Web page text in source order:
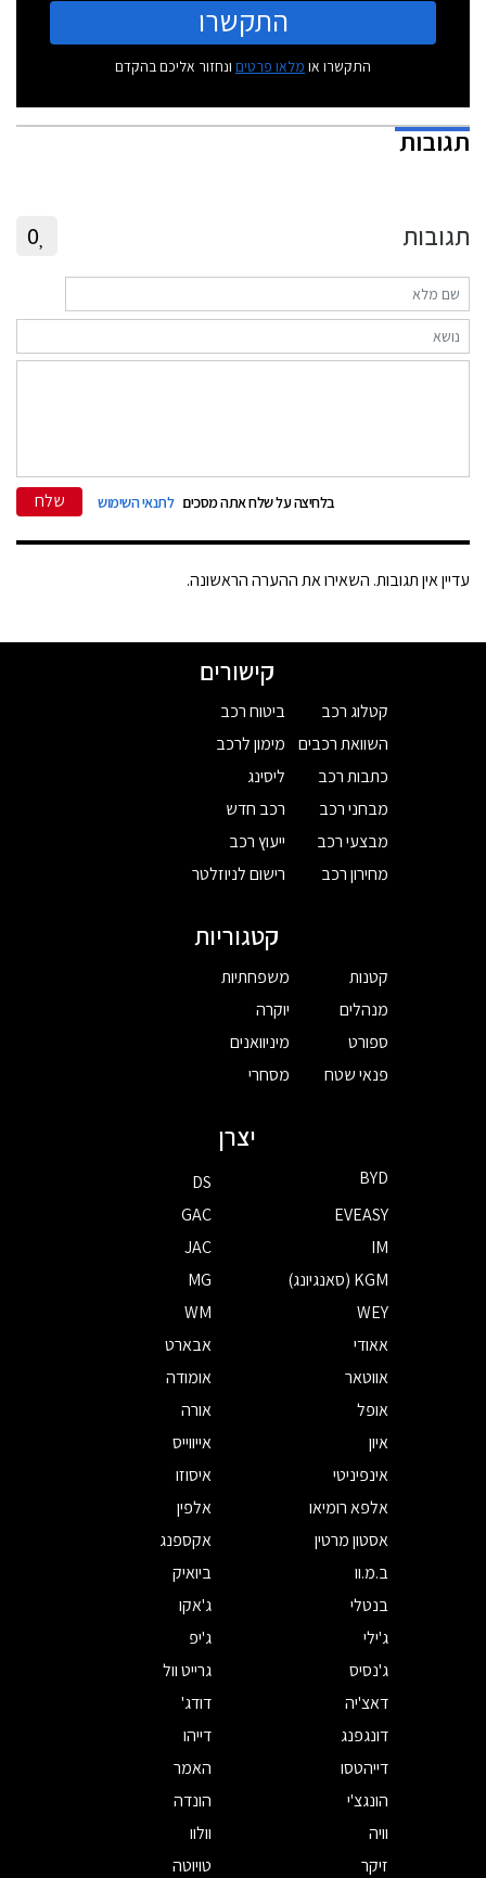
התקשרו
התקשרו או מלאו פרטים ונחזור אליכם בהקדם
תגובות
תגובות 0
בלחיצה על שלח אתה מסכים לתנאי השימוש שלח
עדיין אין תגובות. השאירו את ההערה הראשונה.
קישורים
קטלוג רכב
השוואת רכבים
כתבות רכב
מבחני רכב
מבצעי רכב
מחירון רכב
ביטוח רכב
מימון לרכב
ליסינג
רכב חדש
ייעוץ רכב
רישום לניוזלטר
קטגוריות
קטנות
מנהלים
ספורט
פנאי שטח
משפחתיות
יוקרה
מיניוואנים
מסחרי
יצרן
BYD
DS
EVEASY
GAC
IM
JAC
KGM (סאנגיונג)
MG
WEY
WM
אאודי
אבארט
אווטאר
אומודה
אופל
אורה
איון
אייווייס
אינפיניטי
איסוזו
אלפא רומיאו
אלפין
אסטון מרטין
אקספנג
ב.מ.וו
ביואיק
בנטלי
ג'אקו
ג'ילי
ג'יפ
ג'נסיס
גרייט וול
דאצ'יה
דודג'
דונגפנג
דייהו
דייהטסו
האמר
הונגצ'י
הונדה
וויה
וולוו
זיקר
טויוטה